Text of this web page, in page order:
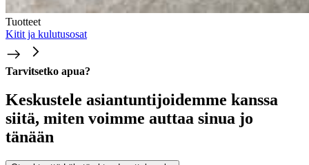
Tuotteet
Kitit ja kulutusosat
Tarvitsetko apua?
Keskustele asiantuntijoidemme kanssa
siitä, miten voimme auttaa sinua jo
tänään